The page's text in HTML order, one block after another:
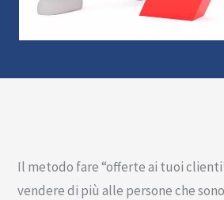
Il metodo fare “offerte ai tuoi
vendere di più alle persone che